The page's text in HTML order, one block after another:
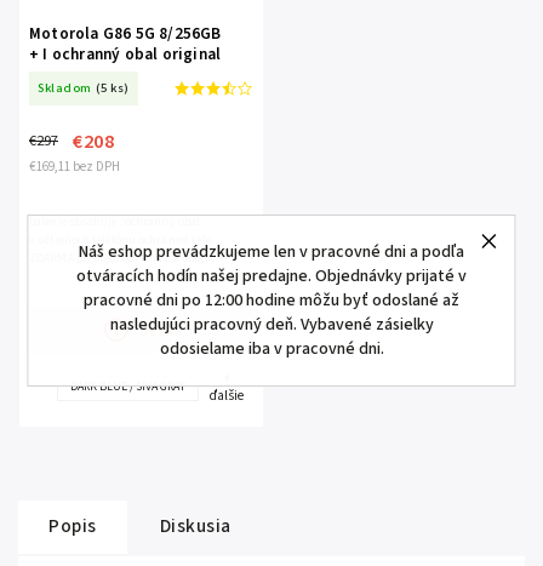
Náš eshop prevádzkujeme len v pracovné dni a podľa
otváracích hodín našej predajne. Objednávky prijaté v
pracovné dni po 12:00 hodine môžu byť odoslané až
nasledujúci pracovný deň. Vybavené zásielky
odosielame iba v pracovné dni.
Motorola G86 5G 8/256GB
+ I ochranný obal original
ZDARMA
Skladom (5 ks)
€169,11 bez DPH
€297 €208
Detail
v odtieňoch telefónu ochranné sklo
ZDARMA pri objednávke cez e-shop
✨Jasnejší a krajší obraz ✨Rýchly
procesor pre rýchly svet...
DARK BLUE / SIVA GRAY
ďalšie
Popis Diskusia